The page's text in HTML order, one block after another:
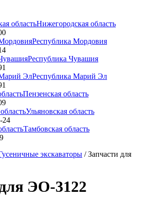
Нижегородская область
Республика Мордовия
Республика Чувашия
Республика Марий Эл
Пензенская область
Ульяновская область
24
Тамбовская область
экскаваторы /Запчасти для
ЭО-3122